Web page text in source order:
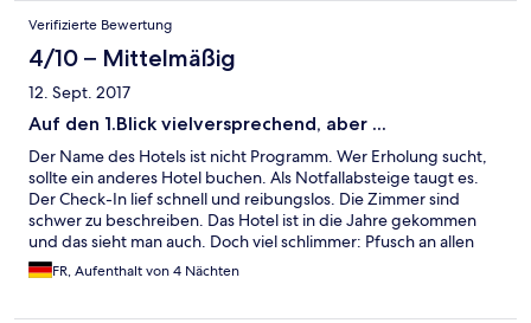
Verifizierte Bewertung
4/10 – Mittelmäßig
12. Sept. 2017
Auf den 1.Blick vielversprechend, aber ...
Der Name des Hotels ist nicht Programm. Wer Erholung sucht,
sollte ein anderes Hotel buchen. Als Notfallabsteige taugt es.
Der Check-In lief schnell und reibungslos. Die Zimmer sind
schwer zu beschreiben. Das Hotel ist in die Jahre gekommen
und das sieht man auch. Doch viel schlimmer: Pfusch an allen
Enden und Ecken. Lichtblick: Die meisten Bäder sind "neu"
gemacht, aber trotzdem mit Macken ohne Ende. In dem einen
FR, Aufenthalt von 4 Nächten